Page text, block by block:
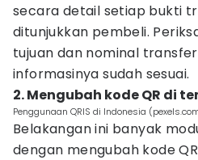
secara detail setiap bukti
ditunjukkan pembeli.
tujuan dan nominal
informasinya sudah sesuai.
2. Mengubah kode QR di
Penggunaan QRIS di Indonesia
Belakangan ini banyak
dengan mengubah kode